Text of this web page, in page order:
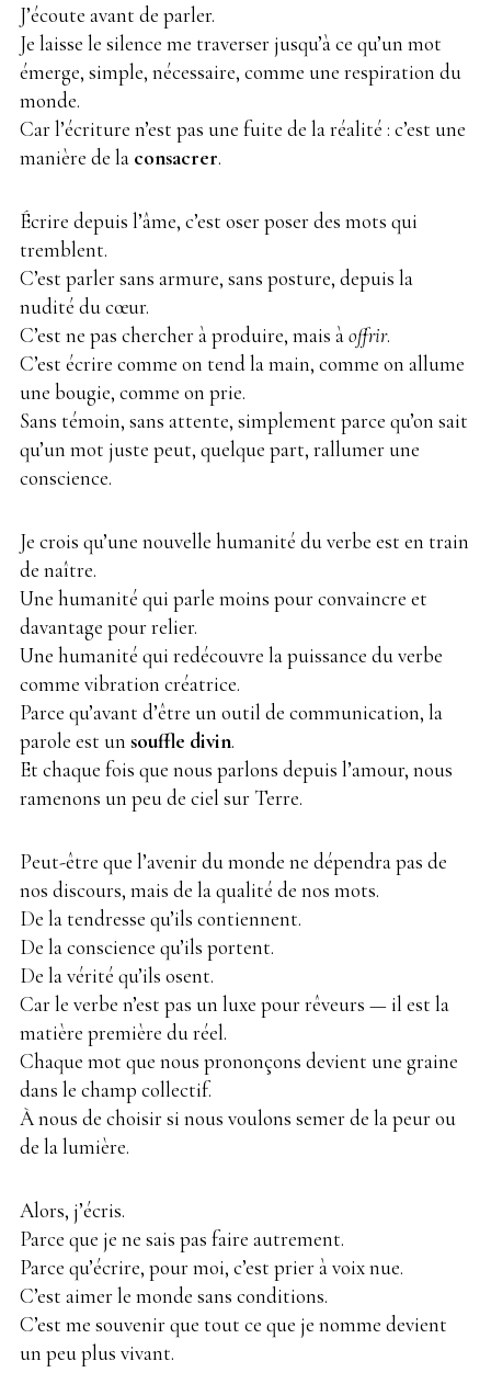
J’écoute avant de parler.
Je laisse le silence me traverser jusqu’à ce qu’un mot
émerge, simple, nécessaire, comme une respiration du
monde.
Car l’écriture n’est pas une fuite de la réalité : c’est une
manière de la consacrer.
Écrire depuis l’âme, c’est oser poser des mots qui
tremblent.
C’est parler sans armure, sans posture, depuis la
nudité du cœur.
C’est ne pas chercher à produire, mais à offrir.
C’est écrire comme on tend la main, comme on allume
une bougie, comme on prie.
Sans témoin, sans attente, simplement parce qu’on sait
qu’un mot juste peut, quelque part, rallumer une
conscience.
Je crois qu’une nouvelle humanité du verbe est en train
de naître.
Une humanité qui parle moins pour convaincre et
davantage pour relier.
Une humanité qui redécouvre la puissance du verbe
comme vibration créatrice.
Parce qu’avant d’être un outil de communication, la
parole est un souffle divin.
Et chaque fois que nous parlons depuis l’amour, nous
ramenons un peu de ciel sur Terre.
Peut-être que l’avenir du monde ne dépendra pas de
nos discours, mais de la qualité de nos mots.
De la tendresse qu’ils contiennent.
De la conscience qu’ils portent.
De la vérité qu’ils osent.
Car le verbe n’est pas un luxe pour rêveurs — il est la
matière première du réel.
Chaque mot que nous prononçons devient une graine
dans le champ collectif.
À nous de choisir si nous voulons semer de la peur ou
de la lumière.
Alors, j’écris.
Parce que je ne sais pas faire autrement.
Parce qu’écrire, pour moi, c’est prier à voix nue.
C’est aimer le monde sans conditions.
C’est me souvenir que tout ce que je nomme devient
un peu plus vivant.